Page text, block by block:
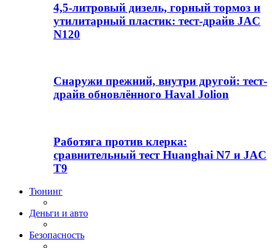
4,5-литровый дизель, горный тормоз и
утилитарный пластик: тест-драйв JAC
N120
Снаружи прежний, внутри другой: тест-
драйв обновлённого Haval Jolion
Работяга против клерка:
сравнительный тест Huanghai N7 и JAC
T9
Тюнинг
Деньги и авто
Безопасность